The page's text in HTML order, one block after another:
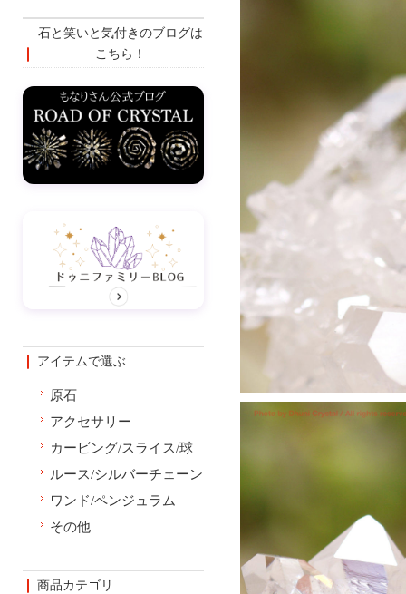
石と笑いと気付きのブログは
こちら！
アイテムで選ぶ
原石
アクセサリー
カービング/スライス/球
ルース/シルバーチェーン
ワンド/ペンジュラム
その他
商品カテゴリ